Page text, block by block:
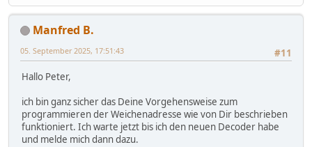
Manfred B.
#11
05. September 2025, 17:51:43
Hallo Peter,
ich bin ganz sicher das Deine Vorgehensweise zum
programmieren der Weichenadresse wie von Dir beschrieben
funktioniert. Ich warte jetzt bis ich den neuen Decoder habe
und melde mich dann dazu.